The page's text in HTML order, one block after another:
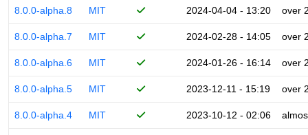
8.0.0-alpha.8 MIT 2024-04-04 - 13:20 over
8.0.0-alpha.7 MIT 2024-02-28 - 14:05 over
8.0.0-alpha.6 MIT 2024-01-26 - 16:14 over
8.0.0-alpha.5 MIT 2023-12-11 - 15:19 over
8.0.0-alpha.4 MIT 2023-10-12 - 02:06